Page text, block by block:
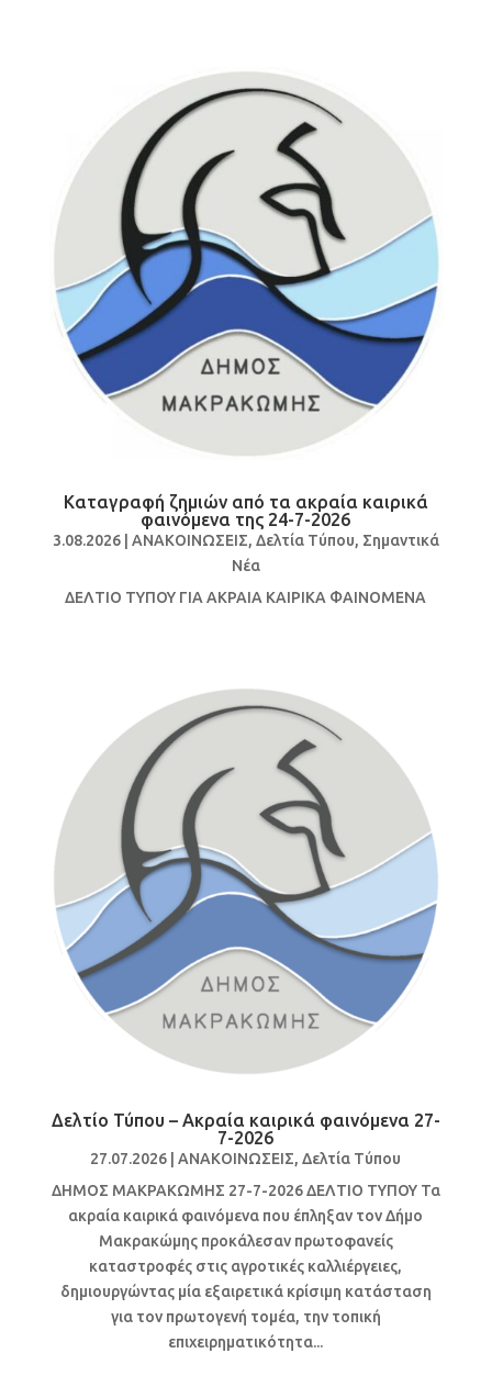
Καταγραφή ζημιών από τα ακραία καιρικά
φαινόμενα της 24-7-2026
3.08.2026| ΑΝΑΚΟΙΝΩΣΕΙΣ, Δελτία Τύπου, Σημαντικά
Νέα
ΔΕΛΤΙΟ ΤΥΠΟΥ ΓΙΑ ΑΚΡΑΙΑ ΚΑΙΡΙΚΑ ΦΑΙΝΟΜΕΝΑ
Δελτίο Τύπου – Ακραία καιρικά φαινόμενα 27-
7-2026
27.07.2026 |ΑΝΑΚΟΙΝΩΣΕΙΣ,Δελτία Τύπου
ΔΗΜΟΣ ΜΑΚΡΑΚΩΜΗΣ 27-7-2026 ΔΕΛΤΙΟ ΤΥΠΟΥ Τα
ακραία καιρικά φαινόμενα που έπληξαν τον Δήμο
Μακρακώμης προκάλεσαν πρωτοφανείς
καταστροφές στις αγροτικές καλλιέργειες,
δημιουργώντας μία εξαιρετικά κρίσιμη κατάσταση
για τον πρωτογενή τομέα, την τοπική
επιχειρηματικότητα...